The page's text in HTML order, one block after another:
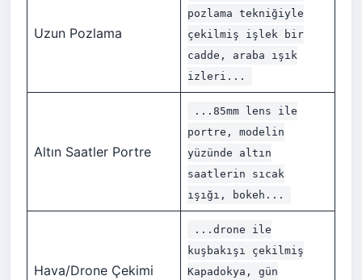
Uzun Pozlama
pozlama tekniğiyle
çekilmiş işlek bir
cadde, araba ışık
izleri...
Altın Saatler Portre
...85mm lens ile
portre, modelin
yüzünde altın
saatlerin sıcak
ışığı, bokeh...
Hava/Drone Çekimi
...drone ile
kuşbakışı çekilmiş
Kapadokya, gün